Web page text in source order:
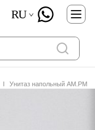
RU
Унитаз напольный AM.PM